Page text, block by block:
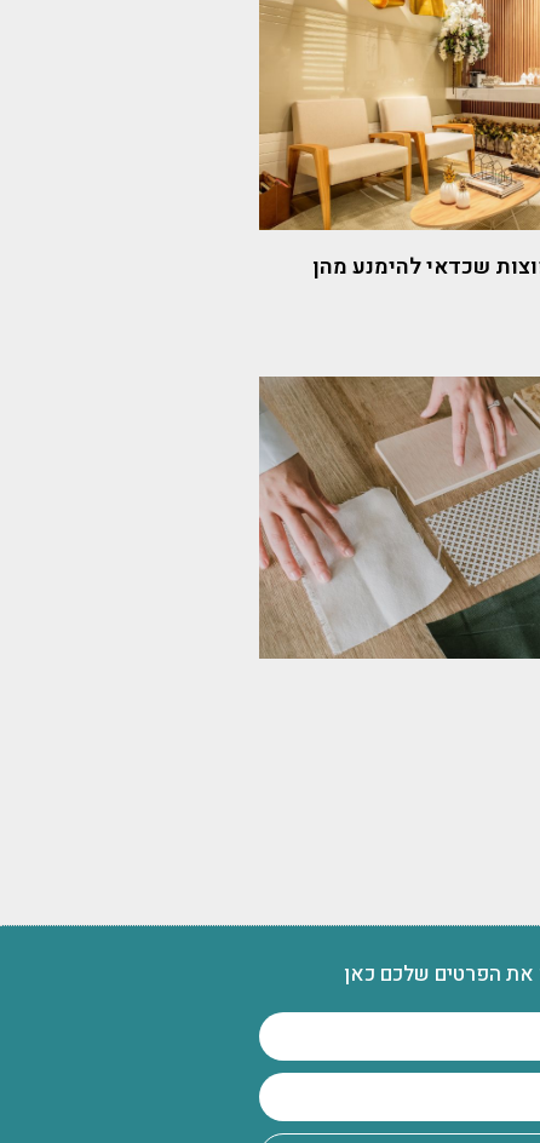
שכדאי להימנע מהן
את הפרטים שלכם כאן